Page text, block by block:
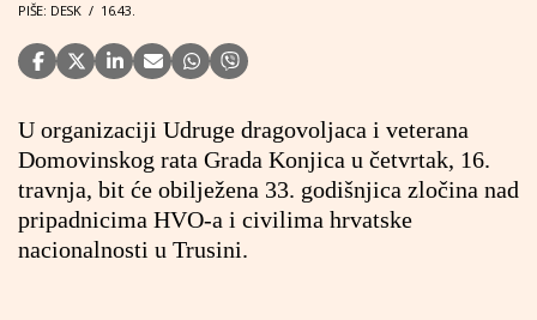
PIŠE: DESK / 16.43.
U organizaciji Udruge dragovoljaca i veterana
Domovinskog rata Grada Konjica u četvrtak, 16.
travnja, bit će obilježena 33. godišnjica zločina nad
pripadnicima HVO-a i civilima hrvatske
nacionalnosti u Trusini.